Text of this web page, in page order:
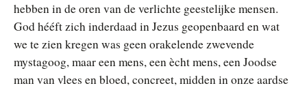
hebben in de oren van de verlichte geestelijke mensen.
God hééft zich inderdaad in Jezus geopenbaard en wat
we te zien kregen was geen orakelende zwevende
mystagoog, maar een mens, een ècht mens, een Joodse
man van vlees en bloed, concreet, midden in onze aardse